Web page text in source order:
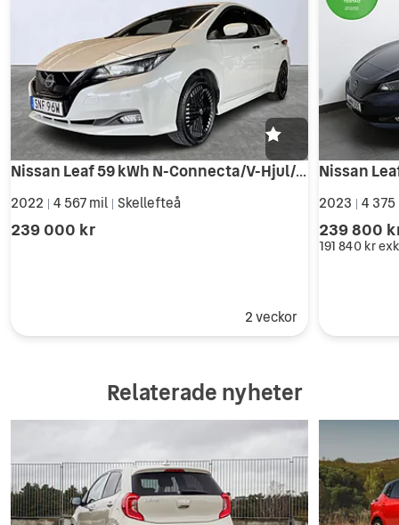
Nissan Leaf 59 kWh N-Connecta/V-Hjul/Rattvärme/3,95%
2022 4 567 mil Skellefteå
239 000 kr
2 veckor
2023 4
239 800
191 840 kr
Relaterade nyheter